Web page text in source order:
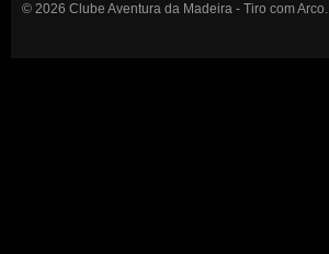
© 2026 Clube Aventura da Madeira - Tiro com Arco.